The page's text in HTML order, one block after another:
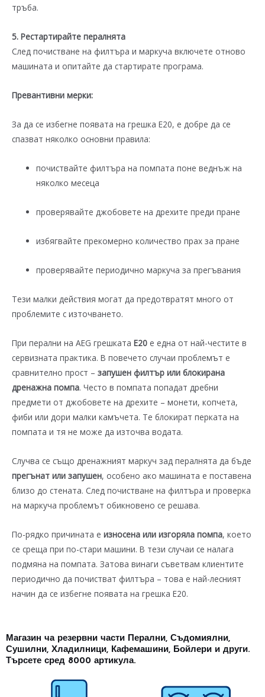
тръба.
5. Рестартирайте пералнята
След почистване на филтъра и маркуча включете отново
машината и опитайте да стартирате програма.
Превантивни мерки:
За да се избегне появата на грешка E20, е добре да се
спазват няколко основни правила:
почиствайте филтъра на помпата поне веднъж на
няколко месеца
проверявайте джобовете на дрехите преди пране
избягвайте прекомерно количество прах за пране
проверявайте периодично маркуча за прегъвания
Тези малки действия могат да предотвратят много от
проблемите с източването.
При перални на AEG грешката E20 е една от най-честите в
сервизната практика. В повечето случаи проблемът е
сравнително прост – запушен филтър или блокирана
дренажна помпа. Често в помпата попадат дребни
предмети от джобовете на дрехите – монети, копчета,
фиби или дори малки камъчета. Те блокират перката на
помпата и тя не може да източва водата.
Случва се също дренажният маркуч зад пералнята да бъде
прегънат или запушен, особено ако машината е поставена
близо до стената. След почистване на филтъра и проверка
на маркуча проблемът обикновено се решава.
По-рядко причината е износена или изгоряла помпа, което
се среща при по-стари машини. В тези случаи се налага
подмяна на помпата. Затова винаги съветвам клиентите
периодично да почистват филтъра – това е най-лесният
начин да се избегне появата на грешка E20.
Магазин ча резервни части Перални, Съдомиялни,
Сушилни, Хладилници, Кафемашини, Бойлери и други.
Търсете сред 8000 артикула.